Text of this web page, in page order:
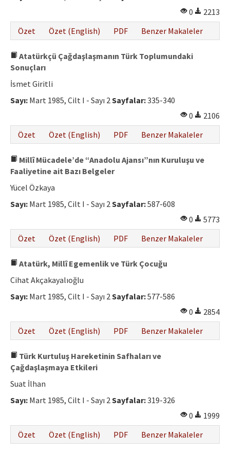
0
2213
Özet
Özet (English) PDF Benzer Makaleler
Atatürkçü Çağdaşlaşmanın Türk Toplumundaki
Sonuçları
İsmet Giritli
Sayı: Mart 1985, Cilt I - Sayı 2Sayfalar:335-340
0
2106
Özet
Özet (English) PDF Benzer Makaleler
Millî Mücadele’de “Anadolu Ajansı”nın Kuruluşu ve
Faaliyetine ait Bazı Belgeler
Yücel Özkaya
Sayı: Mart 1985, Cilt I - Sayı 2Sayfalar:587-608
0
5773
Özet
Özet (English) PDF Benzer Makaleler
Atatürk, Millî Egemenlik ve Türk Çocuğu
Cihat Akçakayalıoğlu
Sayı: Mart 1985, Cilt I - Sayı 2Sayfalar:577-586
0
2854
Özet
Özet (English) PDF Benzer Makaleler
Türk Kurtuluş Hareketinin Safhaları ve
Çağdaşlaşmaya Etkileri
Suat İlhan
Sayı: Mart 1985, Cilt I - Sayı 2Sayfalar:319-326
0
1999
Özet
Özet (English) PDF Benzer Makaleler